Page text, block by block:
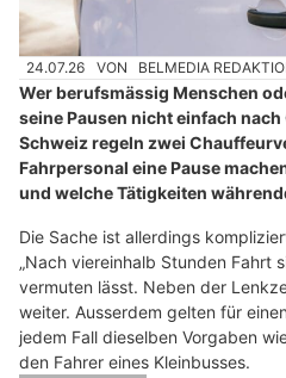
24.07.26 VON BELMEDIA
Wer berufsmässig Menschen
seine Pausen nicht einfach
Schweiz regeln zwei
Fahrpersonal eine Pause
und welche Tätigkeiten
Die Sache ist allerdings
„Nach viereinhalb Stunden Fahrt
vermuten lässt. Neben der
weiter. Ausserdem gelten für
jedem Fall dieselben Vorgaben
den Fahrer eines Kleinbusses.